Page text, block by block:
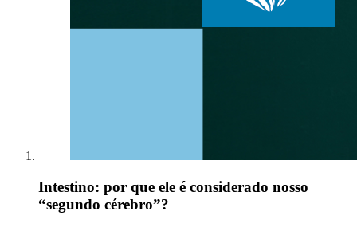
Intestino: por que ele é considerado nosso
“segundo cérebro”?